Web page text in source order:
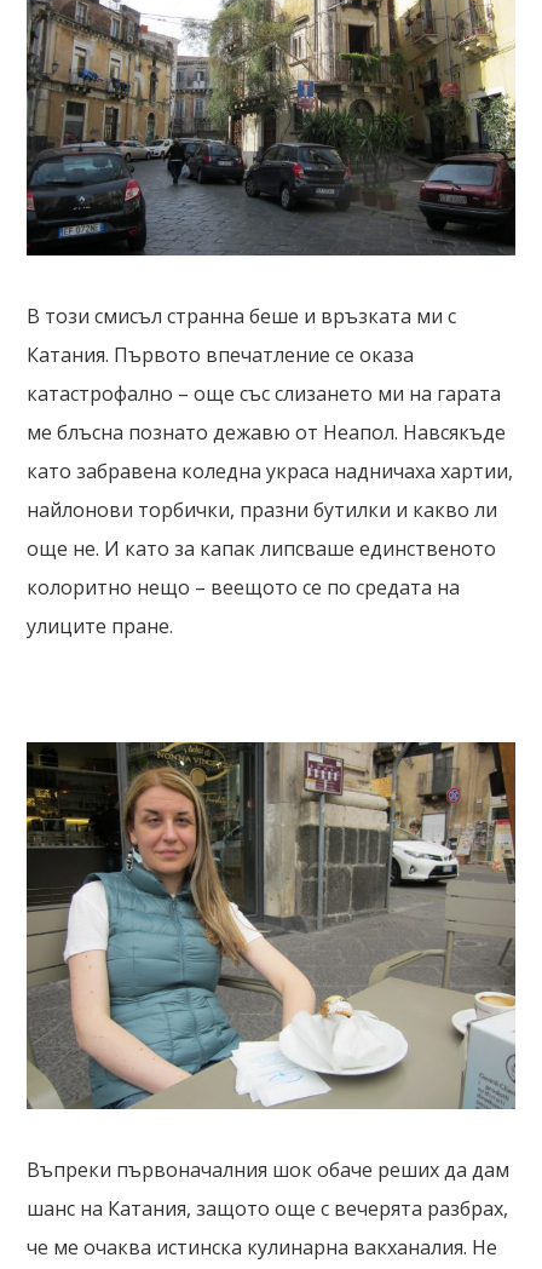
В този смисъл странна беше и връзката ми с
Катания. Първото впечатление се оказа
катастрофално – още със слизането ми на гарата
ме блъсна познато дежавю от Неапол. Навсякъде
като забравена коледна украса надничаха хартии,
найлонови торбички, празни бутилки и какво ли
още не. И като за капак липсваше единственото
колоритно нещо – веещото се по средата на
улиците пране.
Въпреки първоначалния шок обаче реших да дам
шанс на Катания, защото още с вечерята разбрах,
че ме очаква истинска кулинарна вакханалия. Не